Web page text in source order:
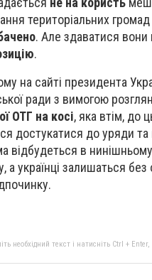
територіальних
. Але здаватися вони
.
на сайті президента
ради з вимогою
ОТГ на косі, яка втім, до
достукатися до уряди
відбудеться в
а українці залишаться
необхідний текст і натисніть Ctrl +